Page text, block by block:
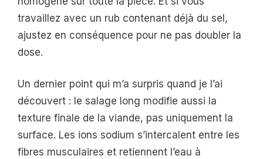
travaillez avec un rub contenant déjà du sel,
ajustez en conséquence pour ne pas doubler la
dose.
Un dernier point qui m’a surpris quand je l’ai
découvert : le salage long modifie aussi la
texture finale de la viande, pas uniquement la
surface. Les ions sodium s’intercalent entre les
fibres musculaires et retiennent l’eau à